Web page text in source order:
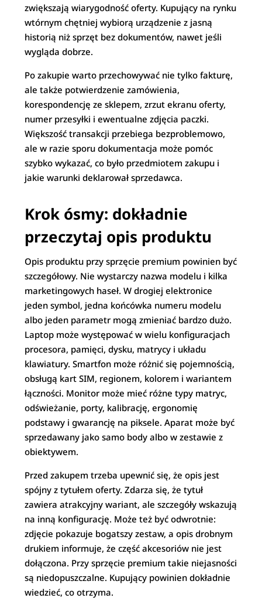
zwiększają wiarygodność oferty. Kupujący na rynku
wtórnym chętniej wybiorą urządzenie z jasną
historią niż sprzęt bez dokumentów, nawet jeśli
wygląda dobrze.
Po zakupie warto przechowywać nie tylko fakturę,
ale także potwierdzenie zamówienia,
korespondencję ze sklepem, zrzut ekranu oferty,
numer przesyłki i ewentualne zdjęcia paczki.
Większość transakcji przebiega bezproblemowo,
ale w razie sporu dokumentacja może pomóc
szybko wykazać, co było przedmiotem zakupu i
jakie warunki deklarował sprzedawca.
Krok ósmy: dokładnie
przeczytaj opis produktu
Opis produktu przy sprzęcie premium powinien być
szczegółowy. Nie wystarczy nazwa modelu i kilka
marketingowych haseł. W drogiej elektronice
jeden symbol, jedna końcówka numeru modelu
albo jeden parametr mogą zmieniać bardzo dużo.
Laptop może występować w wielu konfiguracjach
procesora, pamięci, dysku, matrycy i układu
klawiatury. Smartfon może różnić się pojemnością,
obsługą kart SIM, regionem, kolorem i wariantem
łączności. Monitor może mieć różne typy matryc,
odświeżanie, porty, kalibrację, ergonomię
podstawy i gwarancję na piksele. Aparat może być
sprzedawany jako samo body albo w zestawie z
obiektywem.
Przed zakupem trzeba upewnić się, że opis jest
spójny z tytułem oferty. Zdarza się, że tytuł
zawiera atrakcyjny wariant, ale szczegóły wskazują
na inną konfigurację. Może też być odwrotnie:
zdjęcie pokazuje bogatszy zestaw, a opis drobnym
drukiem informuje, że część akcesoriów nie jest
dołączona. Przy sprzęcie premium takie niejasności
są niedopuszczalne. Kupujący powinien dokładnie
wiedzieć, co otrzyma.